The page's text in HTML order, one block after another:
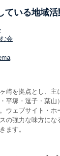
ている地域活
会
崎を拠点とし、主
平塚・逗子・葉山
ウェブサイト・ホ
の強力な味方にな
ます。